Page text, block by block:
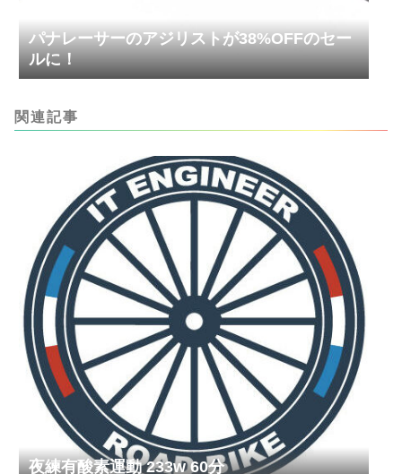
パナレーサーのアジリストが38%OFFのセー
ルに！
関連記事
夜練有酸素運動 233w 60分